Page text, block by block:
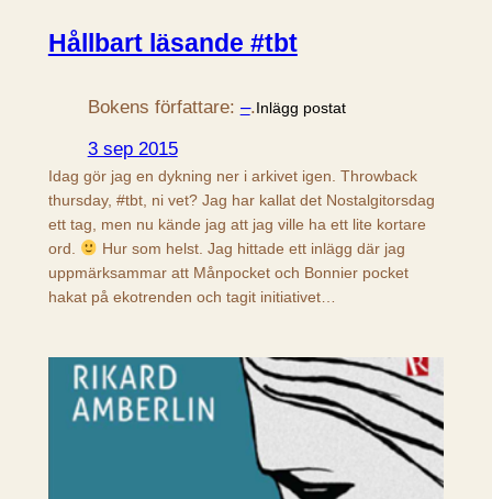
Hållbart läsande #tbt
Bokens författare: –.Inlägg postat
3 sep 2015
Idag gör jag en dykning ner i arkivet igen. Throwback
thursday, #tbt, ni vet? Jag har kallat det Nostalgitorsdag
ett tag, men nu kände jag att jag ville ha ett lite kortare
ord.
Hur som helst. Jag hittade ett inlägg där jag
uppmärksammar att Månpocket och Bonnier pocket
hakat på ekotrenden och tagit initiativet…